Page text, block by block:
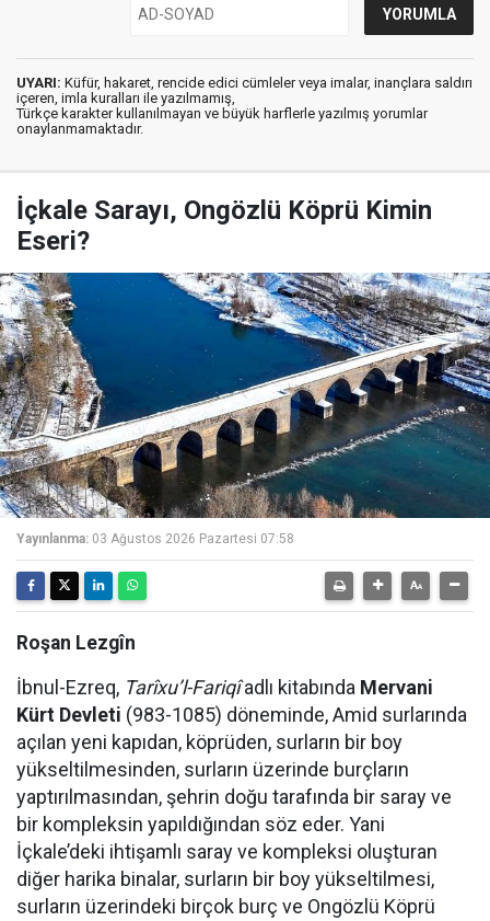
UYARI: Küfür, hakaret, rencide edici cümleler veya imalar, inançlara saldırı
içeren, imla kuralları ile yazılmamış,
Türkçe karakter kullanılmayan ve büyük harflerle yazılmış yorumlar
onaylanmamaktadır.
İçkale Sarayı, Ongözlü Köprü Kimin
Eseri?
Yayınlanma: 03 Ağustos 2026 Pazartesi 07:58
Roşan Lezgîn
İbnul-Ezreq, Tarîxu’l-Fariqîadlı kitabında Mervani
Kürt Devleti (983-1085) döneminde, Amid surlarında
açılan yeni kapıdan, köprüden, surların bir boy
yükseltilmesinden, surların üzerinde burçların
yaptırılmasından, şehrin doğu tarafında bir saray ve
bir kompleksin yapıldığından söz eder. Yani
İçkale’deki ihtişamlı saray ve kompleksi oluşturan
diğer harika binalar, surların bir boy yükseltilmesi,
surların üzerindeki birçok burç ve Ongözlü Köprü